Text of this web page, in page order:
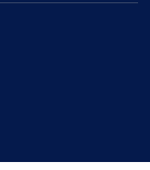
správy ČR